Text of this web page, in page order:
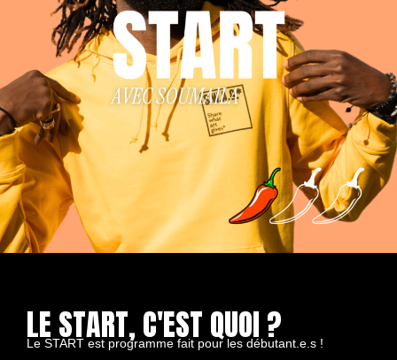
LE START, C'EST QUOI ?
Le START est programme fait pour les débutant.e.s !